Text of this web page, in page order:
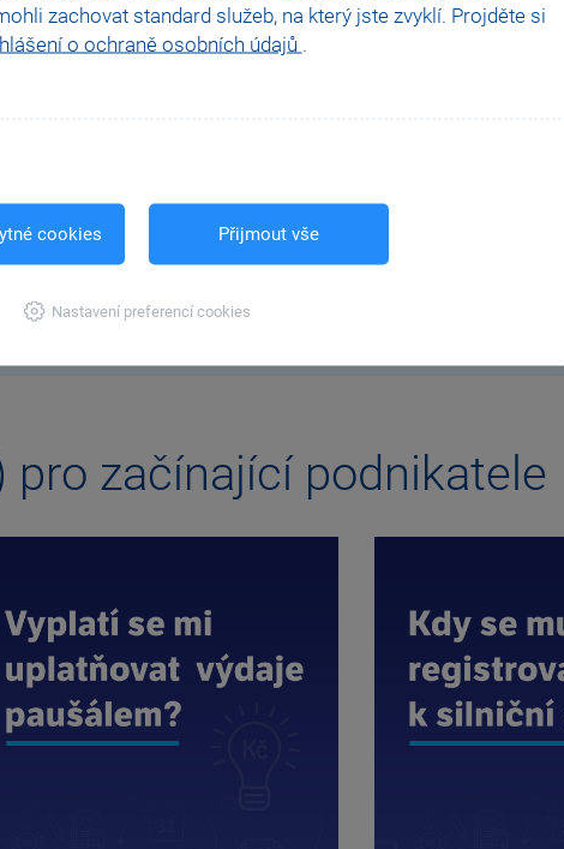
zachovat standard služeb, na který jste zvyklí. Projděte si
o ochraně osobních údajů .
cookies Přijmout vše
Nastavení preferencí cookies
PODNIKATELE NAJDETE NA NAŠEM
pro začínající podnikatele